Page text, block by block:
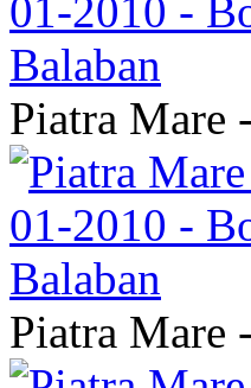
Piatra Mare
Piatra Mare